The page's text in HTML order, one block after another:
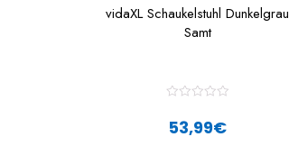
vidaXL Schaukelstuhl Dunkelgrau
Samt
t53,99€